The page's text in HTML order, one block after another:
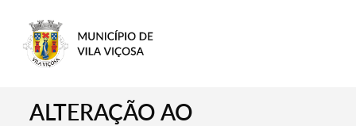
ALTERAÇÃO AO